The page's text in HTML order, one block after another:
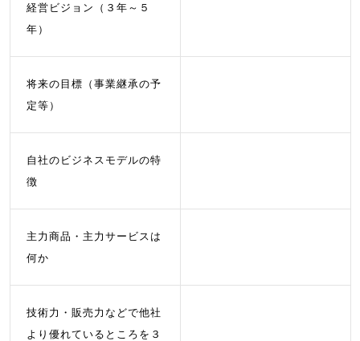
経営ビジョン（３年～５
年）
将来の目標（事業継承の予
定等）
自社のビジネスモデルの特
徴
主力商品・主力サービスは
何か
技術力・販売力などで他社
より優れているところを３